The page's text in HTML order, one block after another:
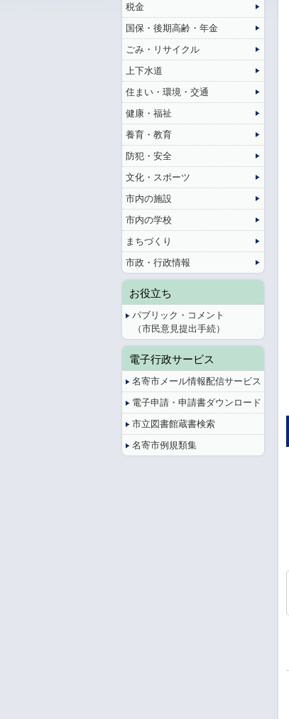
税金
国保・後期高齢・年金
ごみ・リサイクル
上下水道
住まい・環境・交通
健康・福祉
養育・教育
防犯・安全
文化・スポーツ
市内の施設
市内の学校
まちづくり
市政・行政情報
お役立ち
パブリック・コメント
（市民意見提出手続）
電子行政サービス
名寄市メール情報配信サービス
電子申請・申請書ダウンロード
市立図書館蔵書検索
名寄市例規類集